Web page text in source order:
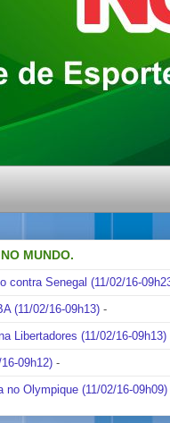
MUNDO.
Senegal (11/02/16-
(11/02/16-09h13) -
Libertadores (11/02/16-09h13)
09h12) -
no Olympique (11/02/16-09h09)